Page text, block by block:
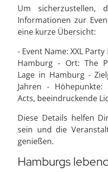
Um sicherzustellen,
Informationen zur
eine kurze Übersicht:
- Event Name: XXL
Hamburg - Ort: The
Lage in Hamburg -
Jahren - Höhepunkte:
Acts, beeindruckende
Diese Details helfen
sein und die
genießen.
Hamburgs